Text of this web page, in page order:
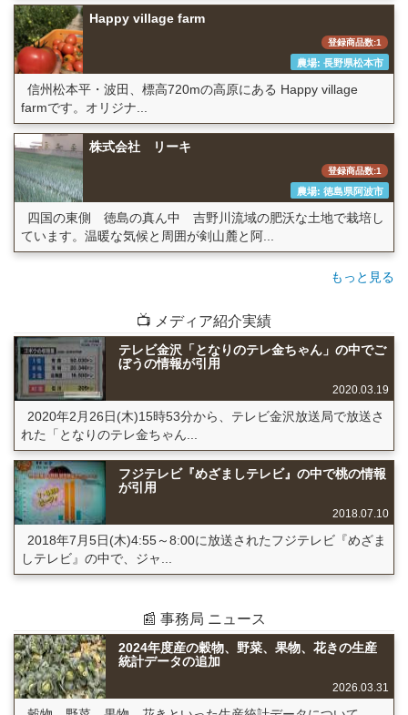
Happy village farm
登録商品数:1
農場: 長野県松本市
信州松本平・波田、標高720mの高原にある Happy village
farmです。オリジナ...
株式会社 リーキ
登録商品数:1
農場: 徳島県阿波市
四国の東側 徳島の真ん中 吉野川流域の肥沃な土地で栽培し
ています。温暖な気候と周囲が剣山麓と阿...
もっと見る
📺 メディア紹介実績
テレビ金沢「となりのテレ金ちゃん」の中でご
ぼうの情報が引用
2020.03.19
2020年2月26日(木)15時53分から、テレビ金沢放送局で放送さ
れた「となりのテレ金ちゃん...
フジテレビ『めざましテレビ』の中で桃の情報
が引用
2018.07.10
2018年7月5日(木)4:55～8:00に放送されたフジテレビ『めざま
しテレビ』の中で、ジャ...
📰 事務局 ニュース
2024年度産の穀物、野菜、果物、花きの生産
統計データの追加
2026.03.31